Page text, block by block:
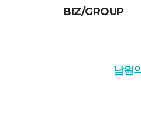
BIZ/GROUP
남원